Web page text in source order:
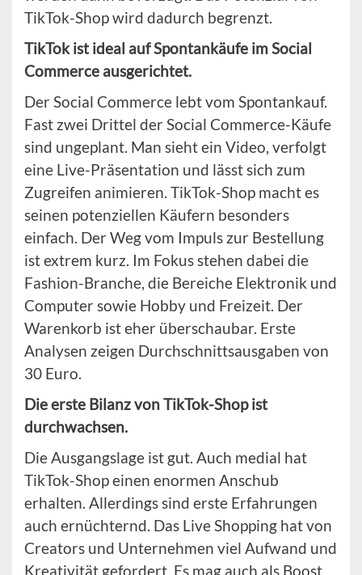
TikTok-Shop wird dadurch begrenzt.
TikTok ist ideal auf Spontankäufe im Social
Commerce ausgerichtet.
Der Social Commerce lebt vom Spontankauf.
Fast zwei Drittel der Social Commerce-Käufe
sind ungeplant. Man sieht ein Video, verfolgt
eine Live-Präsentation und lässt sich zum
Zugreifen animieren. TikTok-Shop macht es
seinen potenziellen Käufern besonders
einfach. Der Weg vom Impuls zur Bestellung
ist extrem kurz. Im Fokus stehen dabei die
Fashion-Branche, die Bereiche Elektronik und
Computer sowie Hobby und Freizeit. Der
Warenkorb ist eher überschaubar. Erste
Analysen zeigen Durchschnittsausgaben von
30 Euro.
Die erste Bilanz von TikTok-Shop ist
durchwachsen.
Die Ausgangslage ist gut. Auch medial hat
TikTok-Shop einen enormen Anschub
erhalten. Allerdings sind erste Erfahrungen
auch ernüchternd. Das Live Shopping hat von
Creators und Unternehmen viel Aufwand und
Kreativität gefordert. Es mag auch als Boost